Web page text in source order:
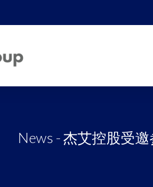
News -杰艾控股受